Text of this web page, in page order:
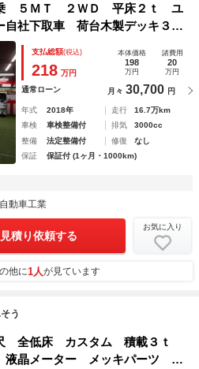
５ＭＴ ２ＷＤ 平床２ｔ ユ
社下取車 荷台木製デッキ３方
ＴＣ カスタマイズフェイス
支払総額(税込)
218 万円
本体価格
198
万円
諸費用
20
万円
通常ローン 月々 30,700 円
年式 2018年 走行
16.7万km
車検
車検整備付 排気
3000cc
整備
法定整備付 修復
なし
保証
保証付 (1ヶ月・1000km)
動車工業
積り依頼する
お気に入り
他に1人が見ています
う
全低床 カスタム 積載３ｔ
晶メーター メッキパーツ Ｌ